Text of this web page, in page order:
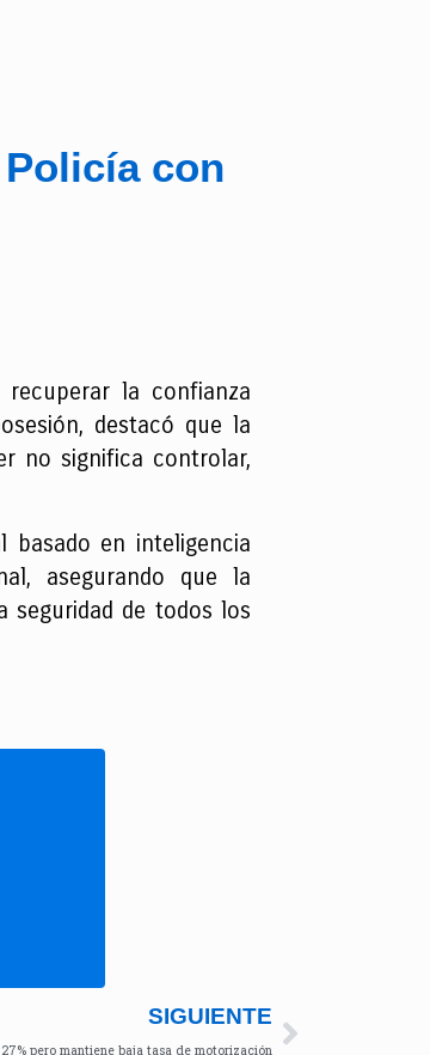
con
la confianza
destacó que la
no significa controlar,
basado en inteligencia
asegurando que la
seguridad de todos los
SIGUIENTE
pero mantiene baja tasa de motorización